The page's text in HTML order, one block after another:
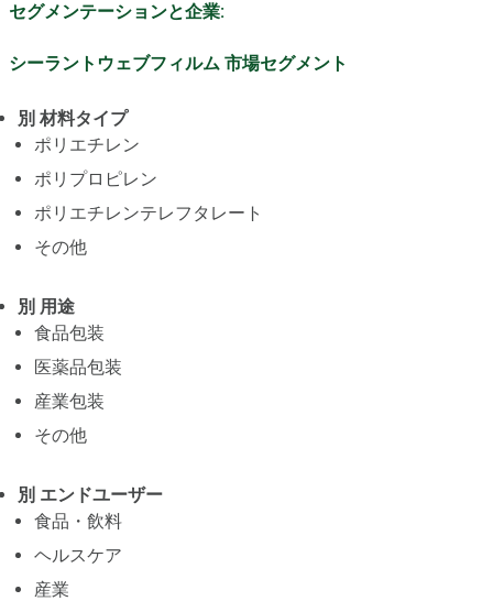
セグメンテーションと企業:
シーラントウェブフィルム 市場セグメント
別 材料タイプ
ポリエチレン
ポリプロピレン
ポリエチレンテレフタレート
その他
別 用途
食品包装
医薬品包装
産業包装
その他
別 エンドユーザー
食品・飲料
ヘルスケア
産業